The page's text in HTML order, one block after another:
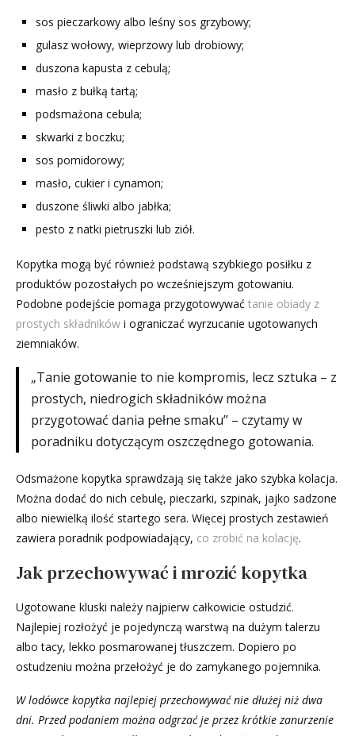
sos pieczarkowy albo leśny sos grzybowy;
gulasz wołowy, wieprzowy lub drobiowy;
duszona kapusta z cebulą;
masło z bułką tartą;
podsmażona cebula;
skwarki z boczku;
sos pomidorowy;
masło, cukier i cynamon;
duszone śliwki albo jabłka;
pesto z natki pietruszki lub ziół.
Kopytka mogą być również podstawą szybkiego posiłku z
produktów pozostałych po wcześniejszym gotowaniu.
Podobne podejście pomaga przygotowywać tanie obiady z
prostych składników i ograniczać wyrzucanie ugotowanych
ziemniaków.
„Tanie gotowanie to nie kompromis, lecz sztuka – z
prostych, niedrogich składników można
przygotować dania pełne smaku” – czytamy w
poradniku dotyczącym oszczędnego gotowania.
Odsmażone kopytka sprawdzają się także jako szybka kolacja.
Można dodać do nich cebulę, pieczarki, szpinak, jajko sadzone
albo niewielką ilość startego sera. Więcej prostych zestawień
zawiera poradnik podpowiadający, co zrobić na kolację.
Jak przechowywać i mrozić kopytka
Ugotowane kluski należy najpierw całkowicie ostudzić.
Najlepiej rozłożyć je pojedynczą warstwą na dużym talerzu
albo tacy, lekko posmarowanej tłuszczem. Dopiero po
ostudzeniu można przełożyć je do zamykanego pojemnika.
W lodówce kopytka najlepiej przechowywać nie dłużej niż dwa
dni. Przed podaniem można odgrzać je przez krótkie zanurzenie